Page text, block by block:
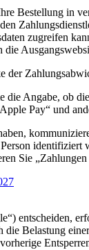
Bestellung in
zugreifen
die
der
Angabe, ob
Pay“ und
Sie
entscheiden,
Belastung